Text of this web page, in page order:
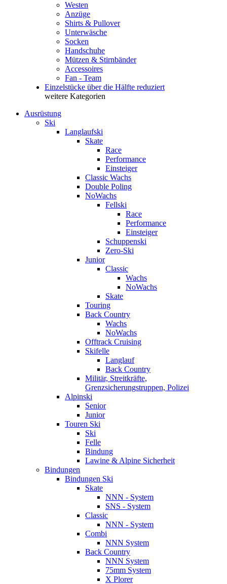
Westen
Anzüge
Shirts & Pullover
Unterwäsche
Socken
Handschuhe
Mützen & Stirnbänder
Accessoires
Fan - Team
Einzelstücke über die Hälfte reduziert
weitere Kategorien
Ausrüstung
Ski
Langlaufski
Skate
Race
Performance
Einsteiger
Classic Wachs
Double Poling
NoWachs
Fellski
Race
Performance
Einsteiger
Schuppenski
Zero-Ski
Junior
Classic
Wachs
NoWachs
Skate
Touring
Back Country
Wachs
NoWachs
Offtrack Cruising
Skifelle
Langlauf
Back Country
Militär, Streitkräfte,
Grenzsicherungstruppen, Polizei
Alpinski
Senior
Junior
Touren Ski
Ski
Felle
Bindung
Lawine & Alpine Sicherheit
Bindungen
Bindungen Ski
Skate
NNN - System
SNS - System
Classic
NNN - System
Combi
NNN System
Back Country
NNN System
75mm System
X Plorer